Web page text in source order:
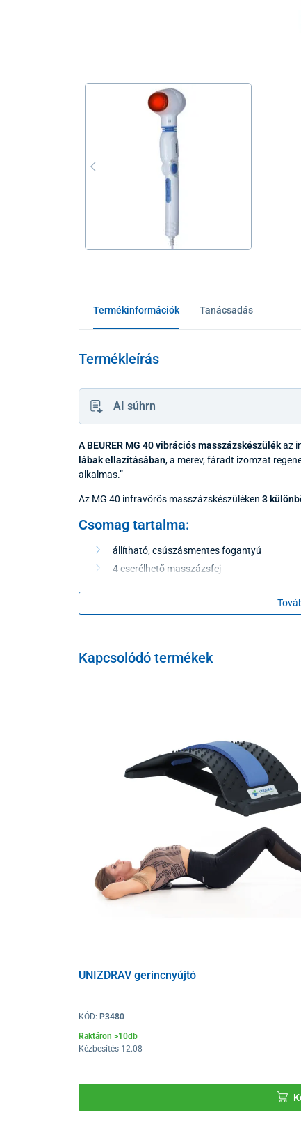
Termékinformációk Tanácsadás
Termékleírás
AI súhrn
A BEURER MG 40 vibrációs masszázskészülékaz
lábak ellazításában, a merev, fáradt izomzat
alkalmas.”
Az MG 40 infravörös masszázskészüléken 3
Csomag tartalma:
állítható, csúszásmentes fogantyú
4 cserélhető masszázsfej
kis dudorokkal -izomfájdalmak és
kúpos -intenzív, pontszerű mélymasszázshoz,
fej nélkül is használható
az érzékeny
Teljesítmény
Kapcsolódó termékek
UNIZDRAV gerincnyújtó
KÓD: P3480
Raktáron >10db
Kézbesítés 12.08